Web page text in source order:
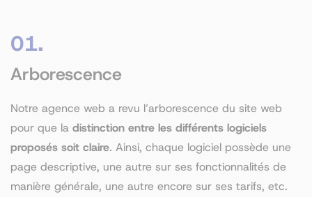
01.
Arborescence
Notre agence web a revu l’arborescence du site web
pour que la distinction entre les différents logiciels
proposés soit claire. Ainsi, chaque logiciel possède une
page descriptive, une autre sur ses fonctionnalités de
manière générale, une autre encore sur ses tarifs, etc.